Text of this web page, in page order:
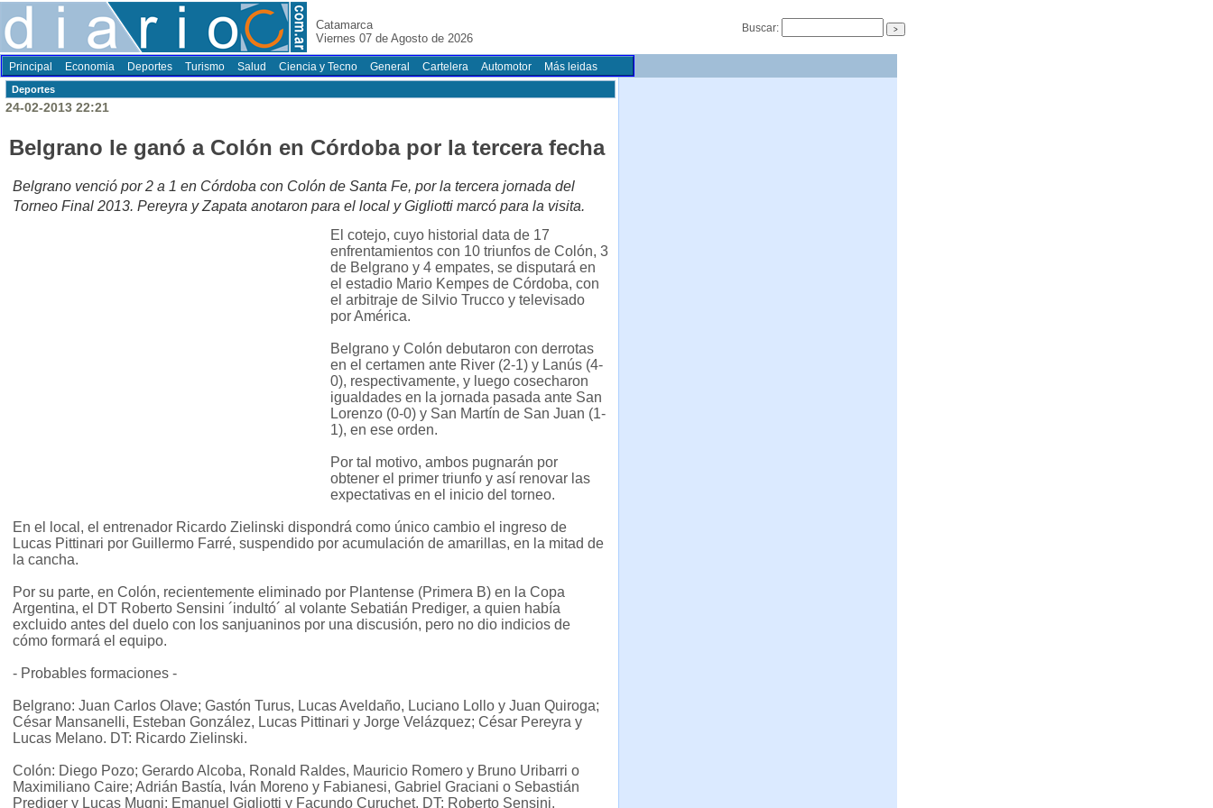
Catamarca
Viernes 07 de Agosto de 2026
Buscar:
Principal Economia Deportes Turismo Salud Ciencia y Tecno General Cartelera Automotor Más leidas
Deportes
24-02-2013 22:21
Belgrano le ganó a Colón en Córdoba por la tercera fecha
Belgrano venció por 2 a 1 en Córdoba con Colón de Santa Fe, por la tercera jornada del
Torneo Final 2013. Pereyra y Zapata anotaron para el local y Gigliotti marcó para la visita.
El cotejo, cuyo historial data de 17
enfrentamientos con 10 triunfos de Colón, 3
de Belgrano y 4 empates, se disputará en
el estadio Mario Kempes de Córdoba, con
el arbitraje de Silvio Trucco y televisado
por América.
Belgrano y Colón debutaron con derrotas
en el certamen ante River (2-1) y Lanús (4-
0), respectivamente, y luego cosecharon
igualdades en la jornada pasada ante San
Lorenzo (0-0) y San Martín de San Juan (1-
1), en ese orden.
Por tal motivo, ambos pugnarán por
obtener el primer triunfo y así renovar las
expectativas en el inicio del torneo.
En el local, el entrenador Ricardo Zielinski dispondrá como único cambio el ingreso de
Lucas Pittinari por Guillermo Farré, suspendido por acumulación de amarillas, en la mitad de
la cancha.
Por su parte, en Colón, recientemente eliminado por Plantense (Primera B) en la Copa
Argentina, el DT Roberto Sensini ´indultó´ al volante Sebatián Prediger, a quien había
excluido antes del duelo con los sanjuaninos por una discusión, pero no dio indicios de
cómo formará el equipo.
- Probables formaciones -
Belgrano: Juan Carlos Olave; Gastón Turus, Lucas Aveldaño, Luciano Lollo y Juan Quiroga;
César Mansanelli, Esteban González, Lucas Pittinari y Jorge Velázquez; César Pereyra y
Lucas Melano. DT: Ricardo Zielinski.
Colón: Diego Pozo; Gerardo Alcoba, Ronald Raldes, Mauricio Romero y Bruno Uribarri o
Maximiliano Caire; Adrián Bastía, Iván Moreno y Fabianesi, Gabriel Graciani o Sebastián
Prediger y Lucas Mugni; Emanuel Gigliotti y Facundo Curuchet. DT: Roberto Sensini.